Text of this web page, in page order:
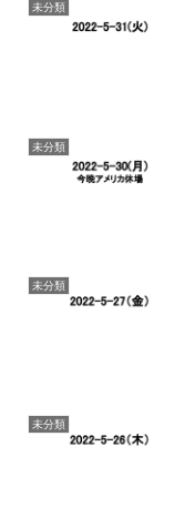
未分類
未分類
未分類
未分類